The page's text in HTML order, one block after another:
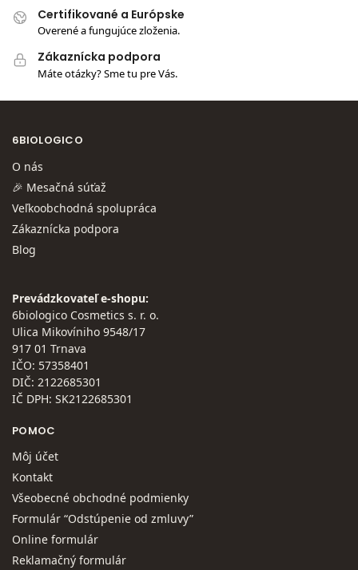
Certifikované a Európske
Overené a fungujúce zloženia.
Zákaznícka podpora
Máte otázky? Sme tu pre Vás.
6BIOLOGICO
O nás
🎉 Mesačná súťaž
Veľkoobchodná spolupráca
Zákaznícka podpora
Blog
Prevádzkovateľ e-shopu:
6biologico Cosmetics s. r. o.
Ulica Mikovíniho 9548/17
917 01 Trnava
IČO: 57358401
DIČ: 2122685301
IČ DPH: SK2122685301
POMOC
Môj účet
Kontakt
Všeobecné obchodné podmienky
Formulár “Odstúpenie od zmluvy”
Online formulár
Reklamačný formulár